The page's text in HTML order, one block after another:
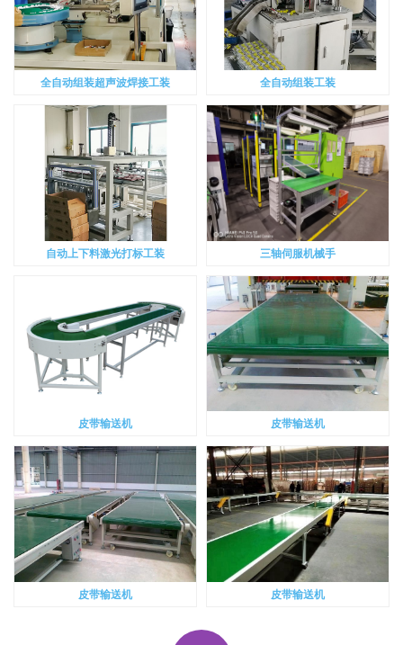
全自动组装超声波焊接工装 全自动组装工装
自动上下料激光打标工装 三轴伺服机械手
皮带输送机 皮带输送机
皮带输送机 皮带输送机